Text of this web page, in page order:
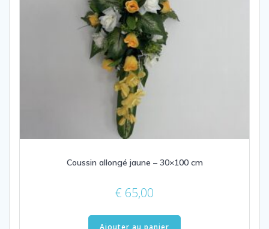
Coussin allongé jaune – 30×100 cm
€ 65,00
Ajouter au panier